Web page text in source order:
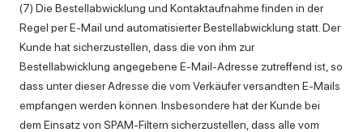
(7) Die Bestellabwicklung und Kontaktaufnahme finden in der
Regel per E-Mail und automatisierter Bestellabwicklung statt. Der
Kunde hat sicherzustellen, dass die von ihm zur
Bestellabwicklung angegebene E-Mail-Adresse zutreffend ist, so
dass unter dieser Adresse die vom Verkäufer versandten E-Mails
empfangen werden können. Insbesondere hat der Kunde bei
dem Einsatz von SPAM-Filtern sicherzustellen, dass alle vom